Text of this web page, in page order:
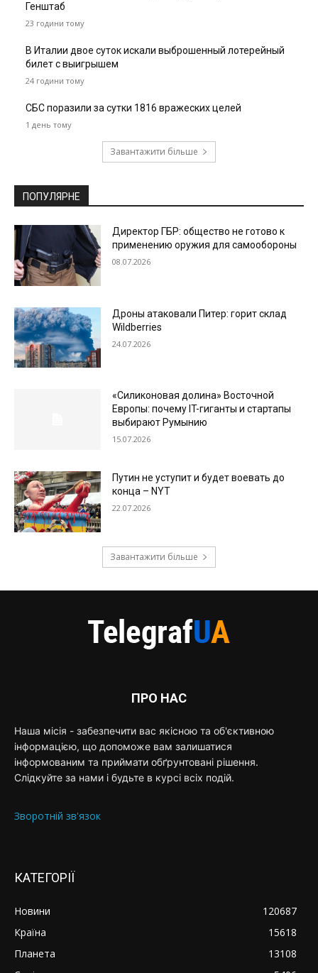
Генштаб
23 години тому
В Италии двое суток искали выброшенный лотерейный
билет с выигрышем
24 години тому
СБС поразили за сутки 1816 вражеских целей
1 день тому
Завантажити більше
ПОПУЛЯРНЕ
Директор ГБР: общество не готово к
применению оружия для самообороны
08.07.2026
Дроны атаковали Питер: горит склад
Wildberries
24.07.2026
«Силиконовая долина» Восточной
Европы: почему IT-гиганты и стартапы
выбирают Румынию
15.07.2026
Путин не уступит и будет воевать до
конца – NYT
22.07.2026
Завантажити більше
ПРО НАС
Наша місія - забезпечити вас якісною та об'єктивною
інформацією, що допоможе вам залишатися
інформованим та приймати обґрунтовані рішення.
Слідкуйте за нами і будьте в курсі всіх подій.
Зворотній зв'язок
КАТЕГОРІЇ
Новини
120687
Країна
15618
Планета
13108